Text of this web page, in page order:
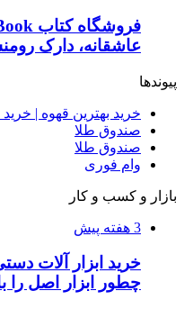
عاشقانه، دارک
پیوندها
خرید بهترین قهوه |
صندوق طلا
صندوق طلا
وام فوری
بازار و کسب و کار
3 هفته پیش
خرید ابزار آلات
چطور ابزار اصل را